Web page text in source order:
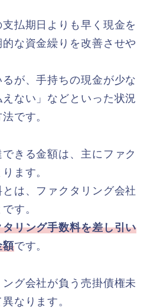
払期日よりも早く現金を
な資金繰りを改善させや
るが、手持ちの現金が少な
ない」などといった状況
です。
きる金額は、主にファク
ます。
は、ファクタリング会社
す。
リング手数料を差し引い
額です。
グ会社が負う売掛債権未
なります。